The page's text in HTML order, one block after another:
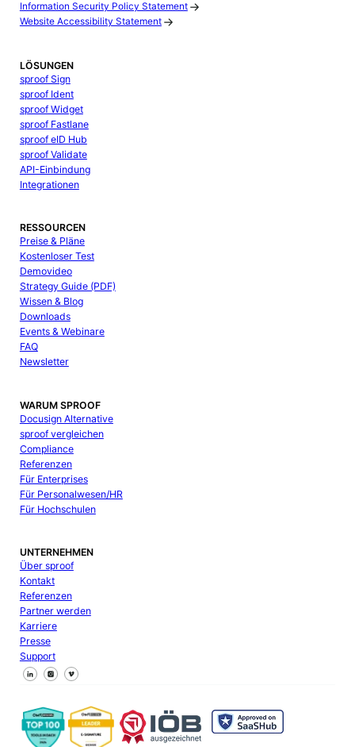
Information Security Policy Statement
Website Accessibility Statement
LÖSUNGEN
sproof Sign
sproof Ident
sproof Widget
sproof Fastlane
sproof eID Hub
sproof Validate
API-Einbindung
Integrationen
RESSOURCEN
Preise & Pläne
Kostenloser Test
Demovideo
Strategy Guide (PDF)
Wissen & Blog
Downloads
Events & Webinare
FAQ
Newsletter
WARUM SPROOF
Docusign Alternative
sproof vergleichen
Compliance
Referenzen
Für Enterprises
Für Personalwesen/HR
Für Hochschulen
UNTERNEHMEN
Über sproof
Kontakt
Referenzen
Partner werden
Karriere
Presse
Support
Follow us on Facebook
Follow us on X
Follow us on LinkedIn